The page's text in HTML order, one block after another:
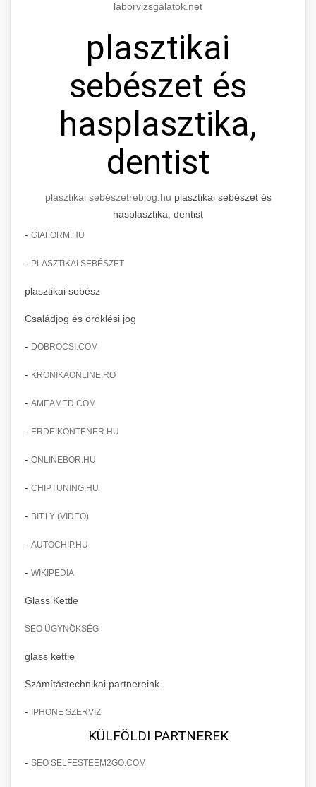
laborvizsgalatok.net
plasztikai
sebészet és
hasplasztika,
dentist
plasztikai sebészetreblog.hu plasztikai sebészet és
hasplasztika, dentist
- GIAFORM.HU
- PLASZTIKAI SEBÉSZET
plasztikai sebész
Családjog és öröklési jog
- DOBROCSI.COM
- KRONIKAONLINE.RO
- AMEAMED.COM
- ERDEIKONTENER.HU
- ONLINEBOR.HU
- CHIPTUNING.HU
- BIT.LY (VIDEO)
- AUTOCHIP.HU
- WIKIPEDIA
Glass Kettle
SEO ÜGYNÖKSÉG
glass kettle
Számítástechnikai partnereink
- IPHONE SZERVIZ
KÜLFÖLDI PARTNEREK
- SEO SELFESTEEM2GO.COM